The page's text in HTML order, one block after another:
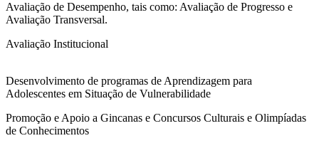
Avaliação de Desempenho, tais como: Avaliação de Progresso e
Avaliação Transversal.
Avaliação Institucional
Desenvolvimento de programas de Aprendizagem para
Adolescentes em Situação de Vulnerabilidade
Promoção e Apoio a Gincanas e Concursos Culturais e Olimpíadas
de Conhecimentos